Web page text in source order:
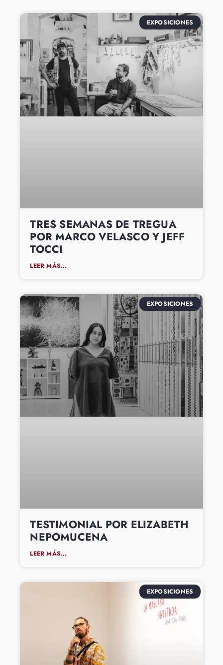
EXPOSICIONES
TRES SEMANAS DE TREGUA
POR MARCO VELASCO Y JEFF
TOCCI
LEER MÁS...
EXPOSICIONES
TESTIMONIAL POR ELIZABETH
NEPOMUCENA
LEER MÁS...
EXPOSICIONES